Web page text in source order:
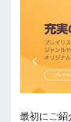
最初にご紹